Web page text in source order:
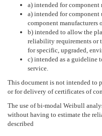
a) intended for component
a) intended for component
component manufacturers
b) intended to allow the
reliability requirements or
for specific, upgraded,
c) intended as a guideline
service.
This document is not intended to
or for delivery of certificates of
The use of bi-modal Weibull
without having to estimate the
described